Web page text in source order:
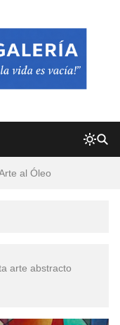
al Óleo
arte abstracto